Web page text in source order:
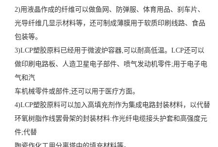
2)用液晶作成的纤维可以做鱼网、防弹服、体育用品、刹车片、
光导纤维几显示材料等，还可制成薄膜用于软质印刷线路、食品
包装等。
3)LCP塑胶原料已经用于微波炉容器,可以耐高低温。LCP还可以
做印刷电路板、人造卫星电子部件、喷气发动机零件;用于电子电
气和汽
车机械零件或部件;还可以用于医疗方面。
4)LCP塑胶原料可以加入高填充剂作为集成电路封装材料，以代替
环氧树脂作线罢骨架的封装材料:作光纤电缆接头护套和高强度元
件;代替